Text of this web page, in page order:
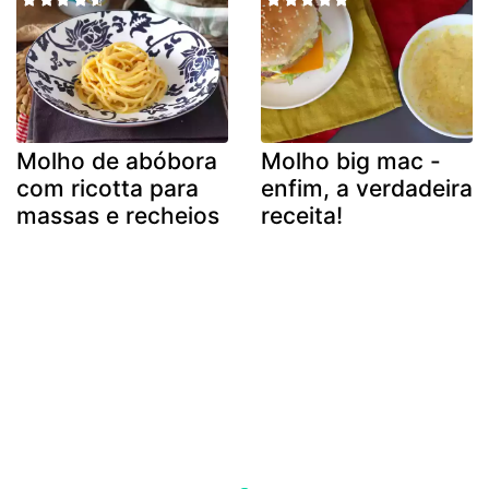
Molho de abóbora
com ricotta para
massas e recheios
Molho big mac -
enfim, a verdadeira
receita!